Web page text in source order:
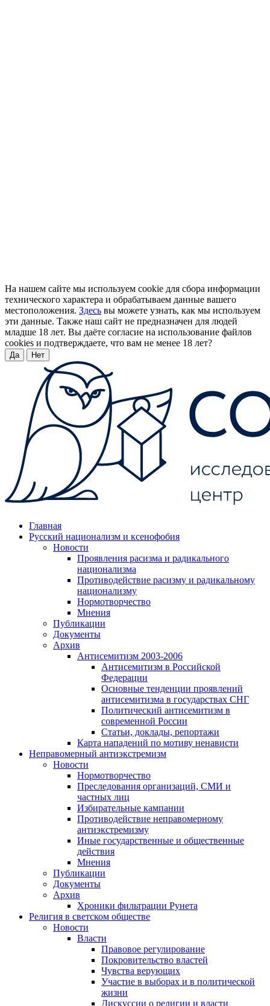
На нашем сайте мы используем cookie для сбора информации
технического характера и обрабатываем данные вашего
местоположения. Здесь вы можете узнать, как мы используем
эти данные. Также наш сайт не предназначен для людей
младше 18 лет. Вы даёте согласие на использование файлов
cookies и подтверждаете, что вам не менее 18 лет?
Да Нет
Главная
Русский национализм и ксенофобия
Новости
Проявления расизма и радикального
национализма
Противодействие расизму и радикальному
национализму
Нормотворчество
Мнения
Публикации
Документы
Архив
Антисемитизм 2003-2006
Антисемитизм в Российской
Федерации
Основные тенденции проявлений
антисемитизма в государствах СНГ
Политический антисемитизм в
современной России
Статьи, доклады, репортажи
Карта нападений по мотиву ненависти
Неправомерный антиэкстремизм
Новости
Нормотворчество
Преследования организаций, СМИ и
частных лиц
Избирательные кампании
Противодействие неправомерному
антиэкстремизму
Иные государственные и общественные
действия
Мнения
Публикации
Документы
Архив
Хроники фильтрации Рунета
Религия в светском обществе
Новости
Власти
Правовое регулирование
Покровительство властей
Чувства верующих
Участие в выборах и в политической
жизни
Дискуссии о религии и власти